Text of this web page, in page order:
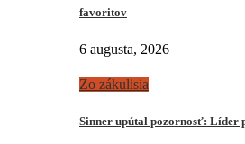
favoritov
6 augusta, 2026
Zo zákulisia
Sinner upútal pozornosť: Líder